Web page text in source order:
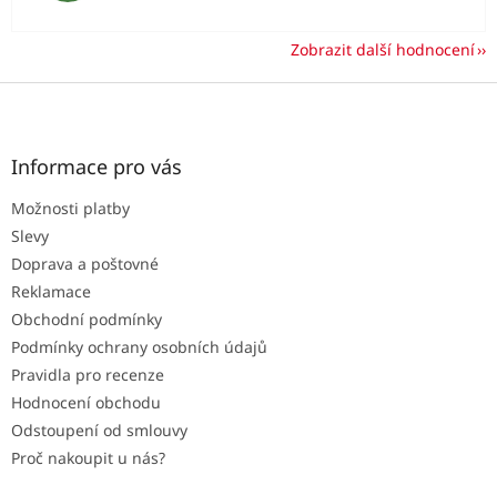
Zobrazit další hodnocení
Z
Informace pro vás
Možnosti platby
Slevy
Doprava a poštovné
Reklamace
Obchodní podmínky
Podmínky ochrany osobních údajů
Pravidla pro recenze
Hodnocení obchodu
Odstoupení od smlouvy
Proč nakoupit u nás?